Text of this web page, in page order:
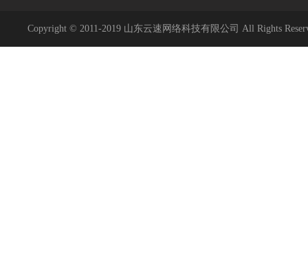
Copyright © 2011-2019 山东云速网络科技有限公司 All Rights